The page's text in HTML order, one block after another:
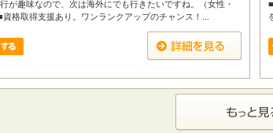
が趣味なので、次は海外にでも行きたいですね。（女性・
資格取得支援あり。ワンランクアップのチャンス！...